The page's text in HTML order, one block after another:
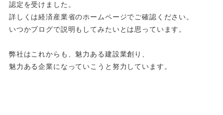
認定を受けました。
詳しくは経済産業省のホームページでご確認ください。
いつかブログで説明もしてみたいとは思っています。
弊社はこれからも、魅力ある建設業創り、
魅力ある企業になっていこうと努力しています。